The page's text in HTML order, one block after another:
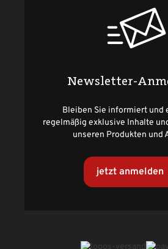
Newsletter-
Bleiben Sie informiert und
regelmäßig exklusive Inhalte
unseren Produkten und
jetzt anmelden